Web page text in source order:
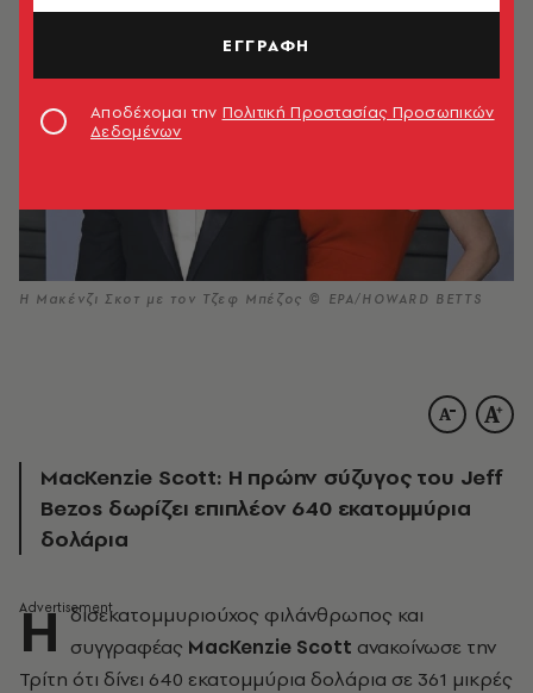
Η Μακένζι Σκοτ με τον Τζεφ Μπέζος © ΕPA/ΗOWARD BETTS
MacKenzie Scott: Η πρώην σύζυγος του Jeff
Bezos δωρίζει επιπλέον 640 εκατομμύρια
δολάρια
Η δισεκατομμυριούχος φιλάνθρωπος και
συγγραφέας MacKenzie Scott ανακοίνωσε την
Τρίτη ότι δίνει 640 εκατομμύρια δολάρια σε 361 μικρές
ΕΓΓΡΑΦΗ
Αποδέχομαι την Πολιτική Προστασίας Προσωπικών
Δεδομένων